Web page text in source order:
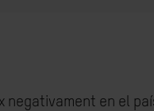
en el